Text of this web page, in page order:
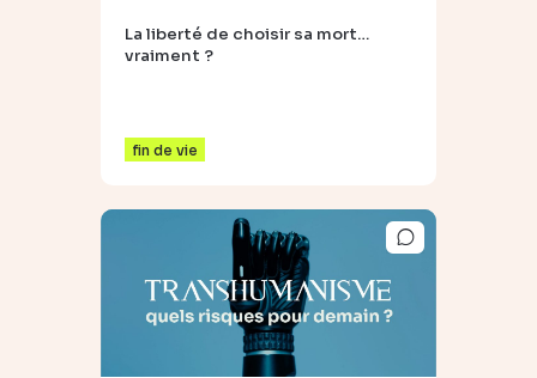
La liberté de choisir sa mort…
vraiment ?
fin de vie